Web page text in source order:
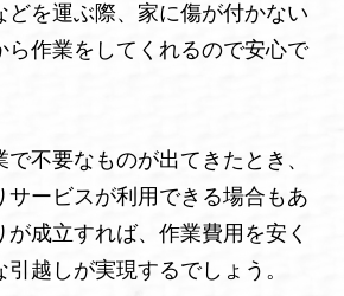
どを運ぶ際、家に傷が付かない
ら作業をしてくれるので安心で
不要なものが出てきたとき、
サービスが利用できる場合もあ
が成立すれば、作業費用を安く
越しが実現するでしょう。